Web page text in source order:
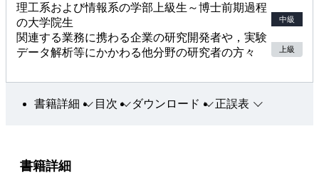
理工系および情報系の学部上級生～博士前期過程
の大学院生
関連する業務に携わる企業の研究開発者や，実験
データ解析等にかかわる他分野の研究者の方々
中級
上級
書籍詳細 目次 ダウンロード 正誤表
書籍詳細